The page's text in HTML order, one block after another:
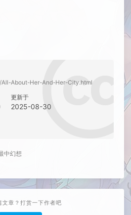
About-Her-And-Her-City.html
更新于
2025-08-30
中幻想
文章？打赏一下作者吧